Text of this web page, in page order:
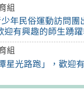
組
少年民俗運動訪問
迎有興趣的師生踴
組
星光路跑」，歡迎